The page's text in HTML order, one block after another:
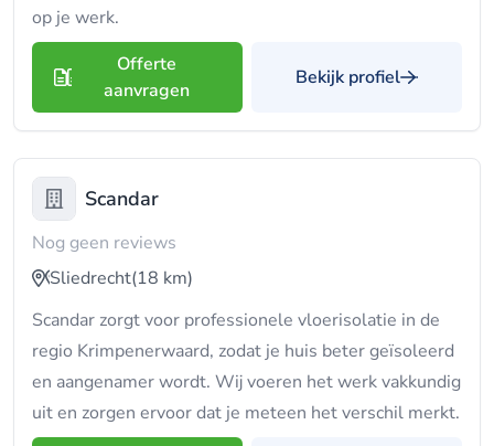
op je werk.
Offerte
aanvragen
Bekijk profiel
Scandar
Nog geen reviews
Sliedrecht(18 km)
Scandar zorgt voor professionele vloerisolatie in de
regio Krimpenerwaard, zodat je huis beter geïsoleerd
en aangenamer wordt. Wij voeren het werk vakkundig
uit en zorgen ervoor dat je meteen het verschil merkt.